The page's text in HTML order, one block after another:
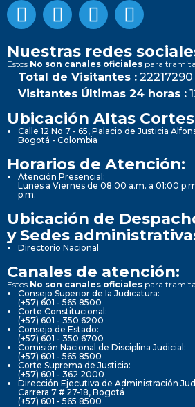
Nuestras redes
Estos No son canales oficiales para
Total de Visitantes : 22217290
Visitantes Últimas 24 horas :
Ubicación Altas
Calle 12 No 7 - 65, Palacio de Justicia
Bogotá - Colombia
Horarios de Atención:
Atención Presencial:
Lunes a Viernes de 08:00 a.m. a 01:00
p.m.
Ubicación de
y Sedes
Directorio Nacional
Canales de atención:
Estos No son canales oficiales para
Consejo Superior de la Judicatura:
(+57) 601 - 565 8500
Corte Constitucional:
(+57) 601 - 350 6200
Consejo de Estado:
(+57) 601 - 350 6700
Comisión Nacional de Disciplina Judicial:
(+57) 601 - 565 8500
Corte Suprema de Justicia:
(+57) 601 - 362 2000
Dirección Ejecutiva de Administración
Carrera 7 # 27-18, Bogotá
(+57) 601 - 565 8500